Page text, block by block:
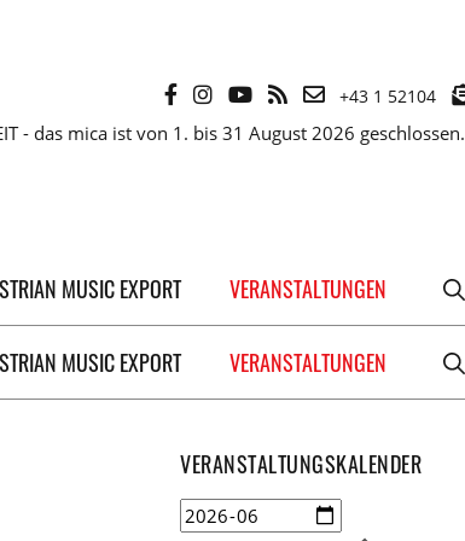
+43 1 52104
- das mica ist von 1. bis 31 August 2026 geschlossen.
MUSIC EXPORT VERANSTALTUNGEN
MUSIC EXPORT VERANSTALTUNGEN
VERANSTALTUNGSKALENDER